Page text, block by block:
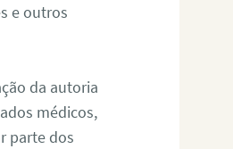
e outros
da autoria
médicos,
parte dos